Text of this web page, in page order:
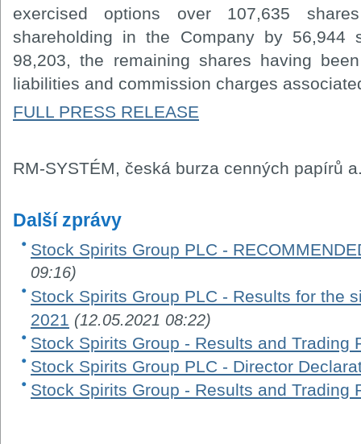
exercised options over 107,635
shareholding in the Company by
98,203, the remaining shares having
liabilities and commission charges
FULL PRESS RELEASE
RM-SYSTÉM, česká burza cenných papírů
Další zprávy
Stock Spirits Group PLC -
09:16)
Stock Spirits Group PLC - Results for the
2021 (12.05.2021 08:22)
Stock Spirits Group - Results and Trading
Stock Spirits Group PLC - Director
Stock Spirits Group - Results and Trading